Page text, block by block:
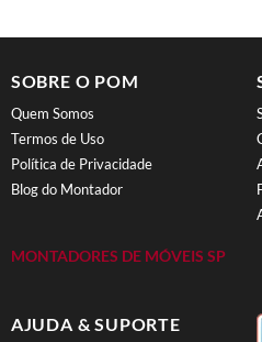
SOBRE O POM
Quem Somos
Termos de Uso
Política de Privacidade
Blog do Montador
MONTADORES DE MÓVEIS SP
AJUDA & SUPORTE